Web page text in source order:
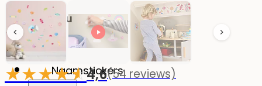
Menu
Naamstickers
0
-20%
★★★★☆
★4,6(54 reviews)